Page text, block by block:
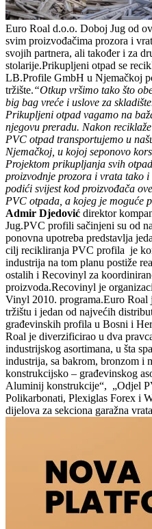
Euro Roal d.o.o. Doboj Jug od
svim proizvođačima prozora i
svojih partnera, ali također i za
stolarije.Prikupljeni otpad se
LB.Profile GmbH u Njemačkoj
tržište.“Otkup vršimo tako što
big bag vreće i uslove za
Prikupljeni otpad vagamo na
njegovu preradu. Nakon
PVC otpad transportujemo u
Njemačkoj, u kojoj seponovo
Projektom prikupljanja svih
proizvodnje prozora i vrata tako
podići svijest kod proizvođača
PVC otpada, a kojeg je moguće
Admir Djedović direktor
Jug.PVC profili sačinjeni su od
ponovna upotreba predstavlja
cilj recikliranja PVC profila je
industrija na tom planu postiže
ostalih i Recovinyl za
proizvoda.Recovinyl je
Vinyl 2010. programa.Euro
tržištu i jedan od najvećih
građevinskih profila u Bosni i
Roal je diverzificirao u dva
industrijskog asortimana, u šta
industrija, sa bakrom, bronzom i
konstrukcijsko – građevinskog
Aluminij konstrukcije“, „Odjel
Polikarbonati, Plexiglas Forex i
dijelova za sekciona garažna